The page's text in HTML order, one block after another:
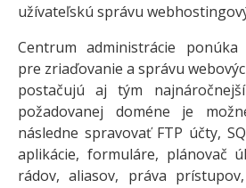
užívateľskú správu
Centrum administrácie
pre zriaďovanie a správu
postačujú aj tým
požadovanej doméne je
následne spravovať FTP účty,
aplikácie, formuláre, plánovač
rádov, aliasov, práva